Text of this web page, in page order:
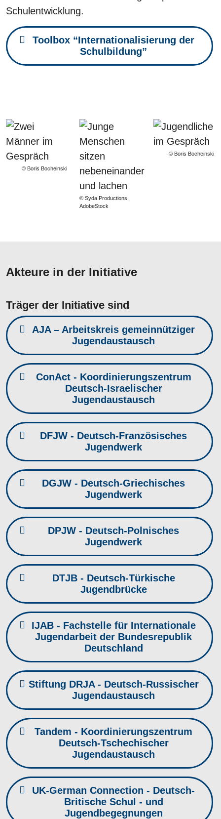
© Boris Bocheinski
© Syda Productions,
AdobeStock
© Boris Bocheinski
Schulentwicklung.
Toolbox “Internationalisierung der
Schulbildung”
Akteure in der Initiative
Träger der Initiative sind
AJA – Arbeitskreis gemeinnütziger
Jugendaustausch
ConAct - Koordinierungszentrum
Deutsch-Israelischer
Jugendaustausch
DFJW - Deutsch-Französisches
Jugendwerk
DGJW - Deutsch-Griechisches
Jugendwerk
DPJW - Deutsch-Polnisches
Jugendwerk
DTJB - Deutsch-Türkische
Jugendbrücke
IJAB - Fachstelle für Internationale
Jugendarbeit der Bundesrepublik
Deutschland
Stiftung DRJA - Deutsch-Russischer
Jugendaustausch
Tandem - Koordinierungszentrum
Deutsch-Tschechischer
Jugendaustausch
UK-German Connection - Deutsch-
Britische Schul - und
Jugendbegegnungen